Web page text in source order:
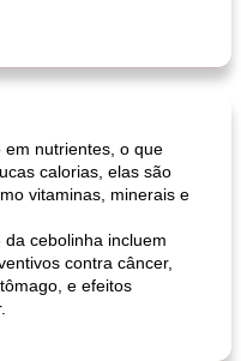
em nutrientes, o que
calorias, elas são
vitaminas, minerais e
cebolinha incluem
contra câncer,
e efeitos